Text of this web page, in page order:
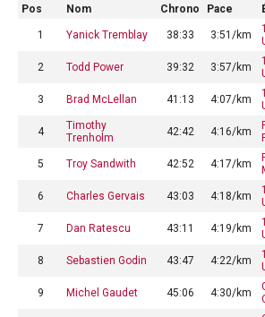
Pos Nom Chrono Pace
1 Yanick Tremblay 38:33 3:51/km
2 Todd Power 39:32 3:57/km
3 Brad McLellan 41:13 4:07/km
4
Timothy
Trenholm
42:42 4:16/km
5 Troy Sandwith 42:52 4:17/km
6 Charles Gervais 43:03 4:18/km
7 Dan Ratescu 43:11 4:19/km
8 Sebastien Godin 43:47 4:22/km
9 Michel Gaudet 45:06 4:30/km